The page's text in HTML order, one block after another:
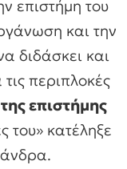
επιστήμη του
και την
διδάσκει και
περιπλοκές
επιστήμης
του» κατέληξε